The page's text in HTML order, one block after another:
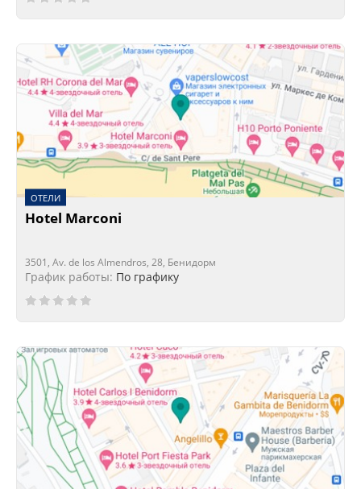
ОТЕЛИ
Hotel Marconi
3501, Av. de los Almendros, 28, Бенидорм
График работы: По графику